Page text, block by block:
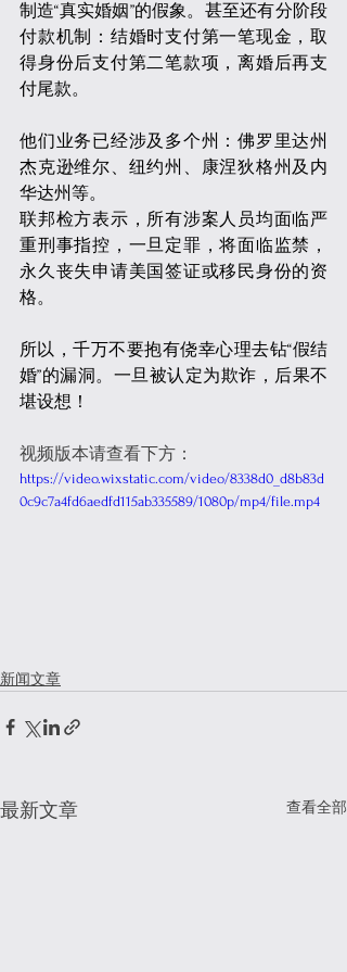
制造“真实婚姻”的假象。甚至还有分阶段
付款机制：结婚时支付第一笔现金，取
得身份后支付第二笔款项，离婚后再支
付尾款。
他们业务已经涉及多个州：佛罗里达州
杰克逊维尔、纽约州、康涅狄格州及内
华达州等。
联邦检方表示，所有涉案人员均面临严
重刑事指控，一旦定罪，将面临监禁，
永久丧失申请美国签证或移民身份的资
格。
所以，千万不要抱有侥幸心理去钻“假结
婚”的漏洞。一旦被认定为欺诈，后果不
堪设想！
视频版本请查看下方：
https://video.wixstatic.com/video/8338d0_d8b83d
0c9c7a4fd6aedfd115ab335589/1080p/mp4/file.mp4
新闻文章
最新文章 查看全部